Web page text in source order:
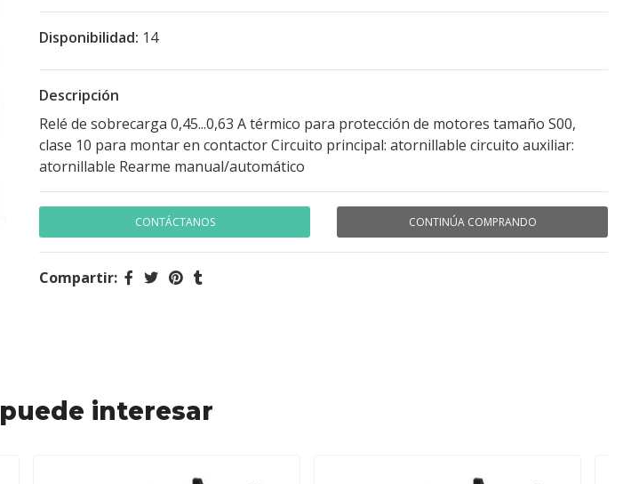
Disponibilidad: 14
Descripción
Relé de sobrecarga 0,45...0,63 A térmico para protección de motores tamaño S00,
clase 10 para montar en contactor Circuito principal: atornillable circuito auxiliar:
atornillable Rearme manual/automático
CONTÁCTANOS CONTINÚA COMPRANDO
Compartir:
interesar